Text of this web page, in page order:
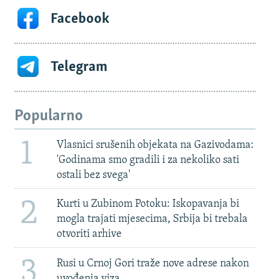
Facebook
Telegram
Popularno
1
Vlasnici srušenih objekata na Gazivodama:
'Godinama smo gradili i za nekoliko sati
ostali bez svega'
2
Kurti u Zubinom Potoku: Iskopavanja bi
mogla trajati mjesecima, Srbija bi trebala
otvoriti arhive
Rusi u Crnoj Gori traže nove adrese nakon